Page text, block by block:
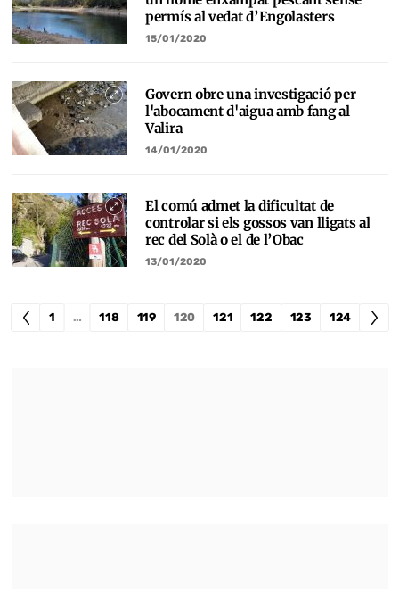
permís al vedat d’Engolasters
15/01/2020
Govern obre una investigació per
l'abocament d'aigua amb fang al
Valira
14/01/2020
El comú admet la dificultat de
controlar si els gossos van lligats al
rec del Solà o el de l’Obac
13/01/2020
1 … 118 119 120 121 122 123 124